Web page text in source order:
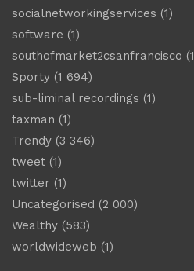
socialnetworkingservices (1)
software (1)
southofmarket2csanfrancisco
Sporty (1 694)
sub-liminal recordings (1)
taxman (1)
Trendy (3 346)
tweet (1)
twitter (1)
Uncategorised (2 000)
Wealthy (583)
worldwideweb (1)